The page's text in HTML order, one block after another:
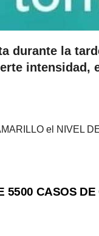
durante la
intensidad,
el NIVEL
5500 CASOS DE